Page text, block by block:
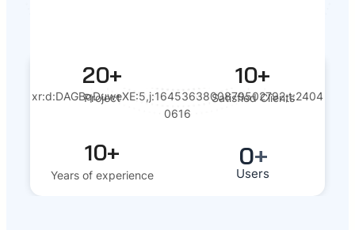
xr:d:DAGBqDuweXE:5,j:1645363800879502792,t:2404
0616
20+
Project
10+
Satisfied Clients
10+
Years of experience
0+
Users